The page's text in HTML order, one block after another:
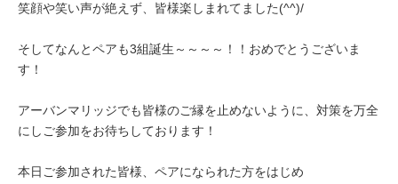
笑顔や笑い声が絶えず、皆様楽しまれてました(^^)/
そしてなんとペアも3組誕生～～～～！！おめでとうございま
す！
アーバンマリッジでも皆様のご縁を止めないように、対策を万全
にしご参加をお待ちしております！
本日ご参加された皆様、ペアになられた方をはじめ